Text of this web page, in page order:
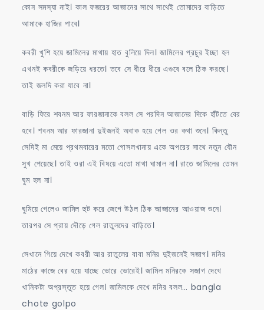
কোন সমস্যা নাই। কাল ফজরের আজানের সাথে সাথেই তোমাদের বাড়িতে
আমাকে হাজির পাবে।
কবরী খুশি হয়ে জামিলের মাথায় হাত বুলিয়ে দিল। জামিলের প্রচুর ইচ্ছা হল
এখনই কবরীকে জড়িয়ে ধরতে। তবে সে ধীরে ধীরে এগুবে বলে ঠিক করছে।
তাই জলদি করা যাবে না।
বাড়ি ফিরে শবনম আর ফারজানাকে বলল সে পরদিন আজানের দিকে হাঁটতে বের
হবে। শবনম আর ফারজানা দুইজনই অবাক হয়ে গেল ওর কথা শুনে। কিন্তু
সেদিই মা মেয়ে প্রথমবারের মতো গোসলখানায় একে অপরের সাথে নতুন যৌন
সুখ পেয়েছে। তাই ওরা এই বিষয়ে এতো মাথা ঘামাল না। রাতে জামিলের তেমন
ঘুম হল না।
ঘুমিয়ে গেলেও জামিল হুট করে জেগে উঠল ঠিক আজানের আওয়াজ শুনে।
তারপর সে প্রায় দৌড়ে গেল রাতুলদের বাড়িতে।
সেখানে গিয়ে দেখে কবরী আর রাতুলের বাবা মনির দুইজনেই সজাগ। মনির
মাঠের কাজে বের হয়ে যাচ্ছে ভোরে ভোরেই। জামিল মনিরকে সজাগ দেখে
খানিকটা অপ্রস্তুত হয়ে গেল। জামিলকে দেখে মনির বলল… bangla
chote golpo